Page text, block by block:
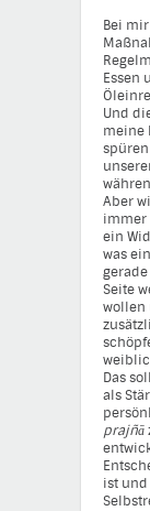
Bei
Essen
Und
meine
Aber
immer
ein
was
Seite
wollen
Das
als
prajñā
ist